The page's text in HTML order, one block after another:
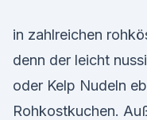
in zahlreichen
denn der leicht
oder Kelp Nudeln
Rohkostkuchen.